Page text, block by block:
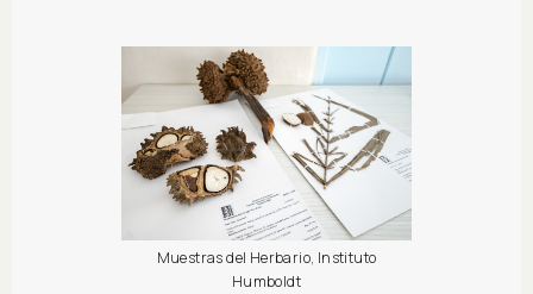
Muestras del Herbario, Instituto
Humboldt